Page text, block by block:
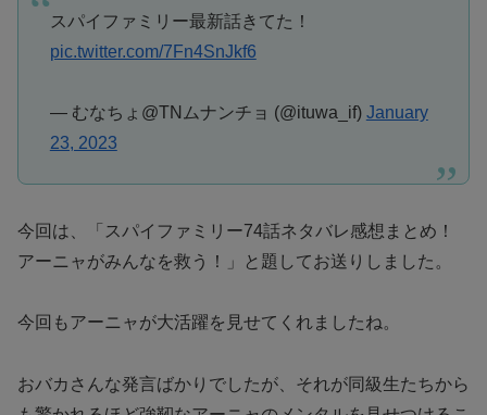
スパイファミリー最新話きてた！
pic.twitter.com/7Fn4SnJkf6
— むなちょ@TNムナンチョ (@ituwa_if) January
23, 2023
今回は、「スパイファミリー74話ネタバレ感想まとめ！
アーニャがみんなを救う！」と題してお送りしました。
今回もアーニャが大活躍を見せてくれましたね。
おバカさんな発言ばかりでしたが、それが同級生たちから